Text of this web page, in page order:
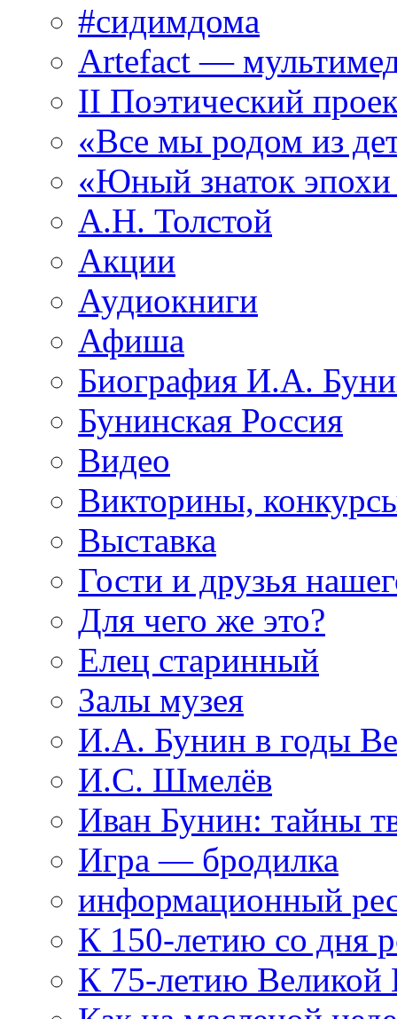
#сидимдома
Artefact —
II Поэтический
«Все мы родом из
«Юный знаток
А.Н. Толстой
Акции
Аудиокниги
Афиша
Биография И.А.
Бунинская Россия
Видео
Викторины,
Выставка
Гости и друзья
Для чего же это?
Елец старинный
Залы музея
И.А. Бунин в годы
И.С. Шмелёв
Иван Бунин: тайны
Игра — бродилка
информационный
К 150-летию со дня
К 75-летию Великой